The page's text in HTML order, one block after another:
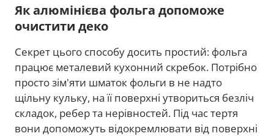
Як алюмінієва фольга допоможе
очистити деко
Секрет цього способу досить простий: фольга
працює металевий кухонний скребок. Потрібно
просто зім'яти шматок фольги в не надто
щільну кульку, на її поверхні утвориться безліч
складок, ребер та нерівностей. Під час тертя
вони допоможуть відокремлювати від поверхні